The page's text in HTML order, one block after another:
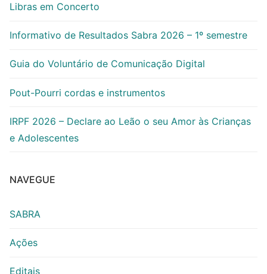
Libras em Concerto
Informativo de Resultados Sabra 2026 – 1º semestre
Guia do Voluntário de Comunicação Digital
Pout-Pourri cordas e instrumentos
IRPF 2026 – Declare ao Leão o seu Amor às Crianças
e Adolescentes
NAVEGUE
SABRA
Ações
Editais